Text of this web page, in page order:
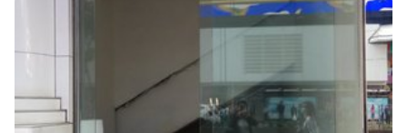
Elettricità
Esposizione di Automobili